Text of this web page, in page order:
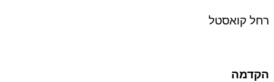
רחל קואסטל
הקדמה